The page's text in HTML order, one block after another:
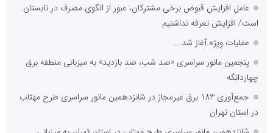
عامل افزایش قبوض برخی مشترکان، عبور از الگوی مصرف در تابستان
است/ افزایش تعرفه نداشتیم
عملیات ویژه آغاز شد...
پنجمین مانور سراسری «صد شب، صد بازدید» به میزبانی منطقه برق
چهاردانگه
جمع‌آوری 183 برق غیرمجاز در شانزدهمین مانور سراسری طرح مهتاب
در استان تهران